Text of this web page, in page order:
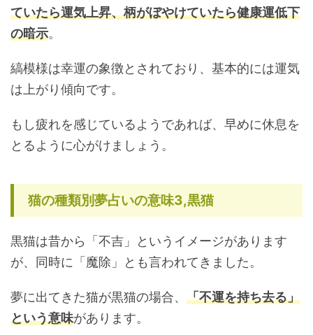
ていたら運気上昇、柄がぼやけていたら健康運低下
の暗示。
縞模様は幸運の象徴とされており、基本的には運気
は上がり傾向です。
もし疲れを感じているようであれば、早めに休息を
とるように心がけましょう。
猫の種類別夢占いの意味3,黒猫
黒猫は昔から「不吉」というイメージがあります
が、同時に「魔除」とも言われてきました。
夢に出てきた猫が黒猫の場合、 「不運を持ち去る」
という意味があります。